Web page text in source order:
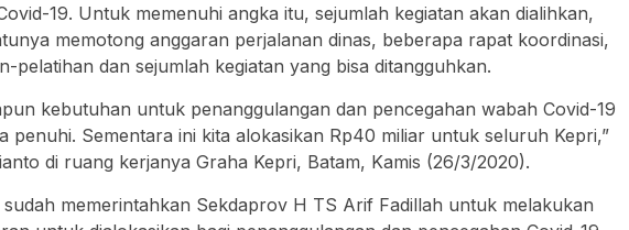
19. Untuk memenuhi angka itu, sejumlah kegiatan akan dialihkan,
memotong anggaran perjalanan dinas, beberapa rapat koordinasi,
pelatihan dan sejumlah kegiatan yang bisa ditangguhkan.
kebutuhan untuk penanggulangan dan pencegahan wabah Covid-19
penuhi. Sementara ini kita alokasikan Rp40 miliar untuk seluruh Kepri,”
di ruang kerjanya Graha Kepri, Batam, Kamis (26/3/2020).
sudah memerintahkan Sekdaprov H TS Arif Fadillah untuk melakukan